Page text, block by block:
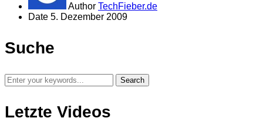
Author TechFieber.de
Date 5. Dezember 2009
Suche
Letzte Videos